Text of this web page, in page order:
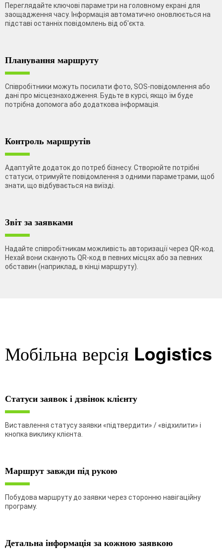
Переглядайте ключові параметри на головному екрані для
заощадження часу. Інформація автоматично оновлюється на
підставі останніх повідомлень від об'єкта.
Планування маршруту
Співробітники можуть посилати фото, SOS-повідомлення або
дані про місцезнаходження. Будьте в курсі, якщо їм буде
потрібна допомога або додаткова інформація.
Контроль маршрутів
Адаптуйте додаток до потреб бізнесу. Створюйте потрібні
статуси, отримуйте повідомлення з одними параметрами, щоб
знати, що відбувається на виїзді.
Звіт за заявками
Надайте співробітникам можливість авторизації через QR-код.
Нехай вони сканують QR-код в певних місцях або за певних
обставин (наприклад, в кінці маршруту).
Мобільна версія Logistics
Статуси заявок і дзвінок клієнту
Виставлення статусу заявки «підтвердити» / «відхилити» і
кнопка виклику клієнта.
Маршрут завжди під рукою
Побудова маршруту до заявки через сторонню навігаційну
програму.
Детальна інформація за кожною заявкою